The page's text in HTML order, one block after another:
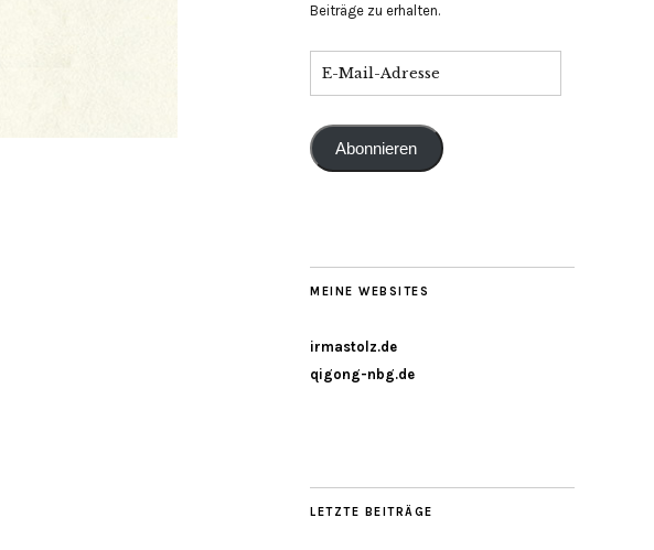
Beiträge zu erhalten.
Abonnieren
MEINE WEBSITES
irmastolz.de
qigong-nbg.de
LETZTE BEITRÄGE